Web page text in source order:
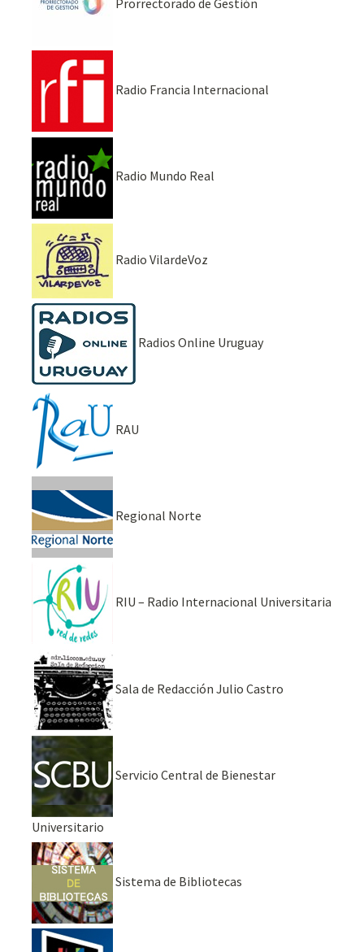
Radio Francia Internacional
Radio Mundo Real
Radio VilardeVoz
Radios Online Uruguay
RAU
Regional Norte
RIU – Radio Internacional Universitaria
Sala de Redacción Julio Castro
Servicio Central de Bienestar
Universitario
Sistema de Bibliotecas